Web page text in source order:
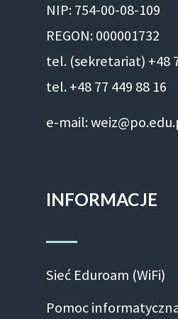
NIP: 754-00-08-109
REGON: 000001732
tel. (sekretariat) +48
tel. +48 77 449 88 16
e-mail:
INFORMACJE
Sieć Eduroam (WiFi)
Pomoc